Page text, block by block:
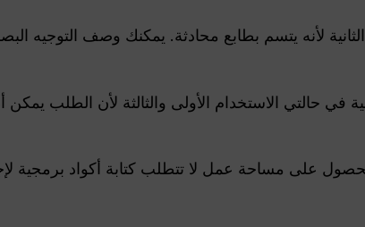
لأنه يتسم بطابع محادثة. يمكنك وصف التوجيه
في حالتي الاستخدام الأولى والثالثة لأن الطلب
على مساحة عمل لا تتطلب كتابة أكواد برمجية